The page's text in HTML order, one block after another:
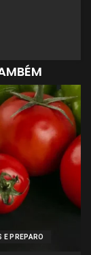
E PREPARO